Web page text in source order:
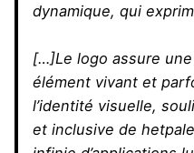
dynamique, qui
[…]Le logo assure
élément vivant et
l’identité visuelle,
et inclusive de